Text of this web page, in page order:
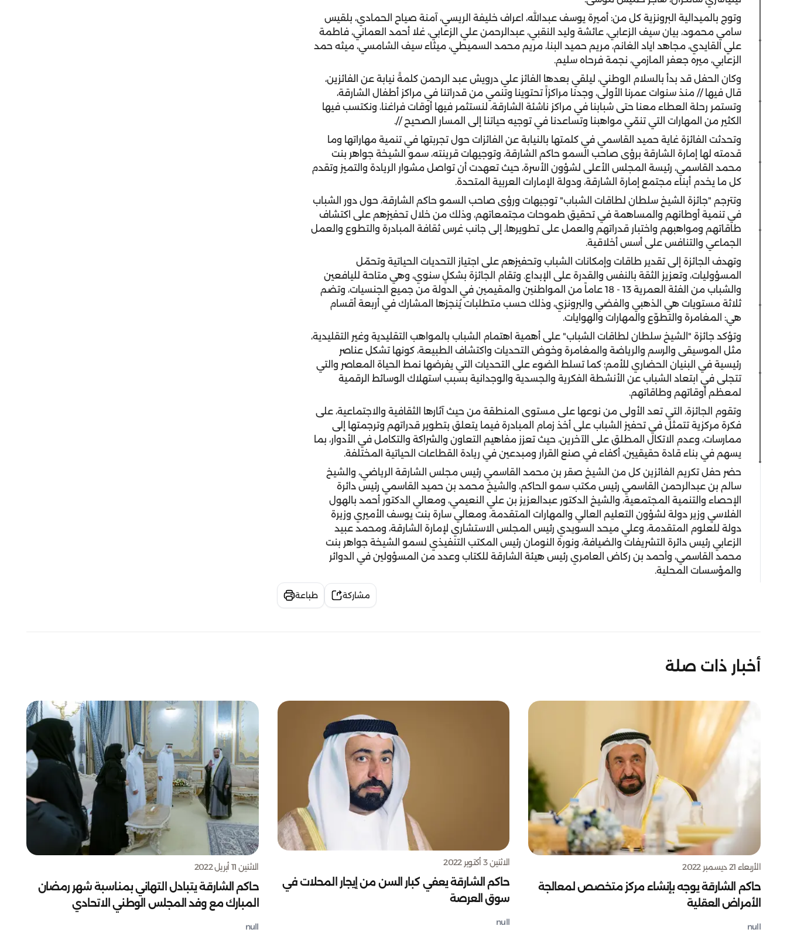
وتوج بالميدالية البرونزية كل من: أميرة يوسف عبدالله، اعراف خليفة الريسي، آمنة صياح الحمادي، بلقيس
سامي محمود، بيان سيف الزعابي، عائشة وليد النقبي، عبدالرحمن علي الزعابي، غلا أحمد العماني، فاطمة
علي القايدي، مجاهد اياد الغانم، مريم حميد البنا، مريم محمد السميطي، ميثاء سيف الشامسي، ميثه حمد
الزعابي، ميره جعفر المازمي، نجمة فرحاه سليم.
وكان الحفل قد بدأ بالسلام الوطني، ليلقي بعدها الفائز علي درويش عبد الرحمن كلمةً نيابة عن الفائزين،
قال فيها // منذ سنوات عمرنا الأولى، وجدنا مراكزاً تحتوينا وتنمي من قدراتنا في مراكز أطفال الشارقة،
وتستمر رحلة العطاء معنا حتى شبابنا في مراكز ناشئة الشارقة، لنستثمر فيها أوقات فراغنا، ونكتسب فيها
الكثير من المهارات التي تنمّي مواهبنا وتساعدنا في توجيه حياتنا إلى المسار الصحيح //.
وتحدثت الفائزة غاية حميد القاسمي في كلمتها بالنيابة عن الفائزات حول تجربتها في تنمية مهاراتها وما
قدمته لها إمارة الشارقة برؤى صاحب السمو حاكم الشارقة، وتوجيهات قرينته، سمو الشيخة جواهر بنت
محمد القاسمي، رئيسة المجلس الأعلى لشؤون الأسرة، حيث تعهدت أن تواصل مشوار الريادة والتميز وتقدم
كل ما يخدم أبناء مجتمع إمارة الشارقة، ودولة الإمارات العربية المتحدة.
وتترجم "جائزة الشيخ سلطان لطاقات الشباب" توجيهات ورؤى صاحب السمو حاكم الشارقة، حول دور الشباب
في تنمية أوطانهم والمساهمة في تحقيق طموحات مجتمعاتهم، وذلك من خلال تحفيزهم على اكتشاف
طاقاتهم ومواهبهم واختبار قدراتهم والعمل على تطويرها، إلى جانب غرس ثقافة المبادرة والتطوع والعمل
الجماعي والتنافس على أسس أخلاقية.
وتهدف الجائزة إلى تقدير طاقات وإمكانات الشباب وتحفيزهم على اجتياز التحديات الحياتية وتحمّل
المسؤوليات، وتعزيز الثقة بالنفس والقدرة على الإبداع. وتقام الجائزة بشكلٍ سنوي، وهي متاحة لليافعين
والشباب من الفئة العمرية 13 - 18 عاماً من المواطنين والمقيمين في الدولة من جميع الجنسيات، وتضم
ثلاثة مستويات هي الذهبي والفضي والبرونزي، وذلك حسب متطلبات يُنجزها المشارك في أربعة أقسام
هي: المغامرة والتطوّع والمهارات والهوايات.
وتؤكد جائزة "الشيخ سلطان لطاقات الشباب" على أهمية اهتمام الشباب بالمواهب التقليدية وغير التقليدية،
مثل الموسيقى والرسم والرياضة والمغامرة وخوض التحديات واكتشاف الطبيعة، كونها تشكل عناصر
رئيسية في البنيان الحضاري للأمم؛ كما تسلط الضوء على التحديات التي يفرضها نمط الحياة المعاصر والتي
تتجلى في ابتعاد الشباب عن الأنشطة الفكرية والجسدية والوجدانية بسبب استهلاك الوسائط الرقمية
لمعظم أوقاتهم وطاقاتهم.
وتقوم الجائزة، التي تعد الأولى من نوعها على مستوى المنطقة من حيث آثارها الثقافية والاجتماعية، على
فكرة مركزية تتمثل في تحفيز الشباب على أخذ زمام المبادرة فيما يتعلق بتطوير قدراتهم وترجمتها إلى
ممارسات، وعدم الاتكال المطلق على الآخرين، حيث تعزز مفاهيم التعاون والشراكة والتكامل في الأدوار، بما
يسهم في بناء قادة حقيقيين، أكفاء في صنع القرار ومبدعين في ريادة القطاعات الحياتية المختلفة.
حضر حفل تكريم الفائزين كل من الشيخ صقر بن محمد القاسمي رئيس مجلس الشارقة الرياضي، والشيخ
سالم بن عبدالرحمن القاسمي رئيس مكتب سمو الحاكم، والشيخ محمد بن حميد القاسمي رئيس دائرة
الإحصاء والتنمية المجتمعية، والشيخ الدكتور عبدالعزيز بن علي النعيمي، ومعالي الدكتور أحمد بالهول
الفلاسي وزير دولة لشؤون التعليم العالي والمهارات المتقدمة، ومعالي سارة بنت يوسف الأميري وزيرة
دولة للعلوم المتقدمة، وعلي ميحد السويدي رئيس المجلس الاستشاري لإمارة الشارقة، ومحمد عبيد
الزعابي رئيس دائرة التشريفات والضيافة، ونورة النومان رئيس المكتب التنفيذي لسمو الشيخة جواهر بنت
محمد القاسمي، وأحمد بن ركاض العامري رئيس هيئة الشارقة للكتاب وعدد من المسؤولين في الدوائر
والمؤسسات المحلية.
مشاركة طباعة
أخبار ذات صلة
الأربعاء 21 ديسمبر 2022
حاكم الشارقة يوجه بإنشاء مركز متخصص لمعالجة
الأمراض العقلية
null
الاثنين 3 أكتوبر 2022
حاكم الشارقة يعفي كبار السن من إيجار المحلات في
سوق العرصة
null
الاثنين 11 أبريل 2022
حاكم الشارقة يتبادل التهاني بمناسبة شهر رمضان
المبارك مع وفد المجلس الوطني الاتحادي
null